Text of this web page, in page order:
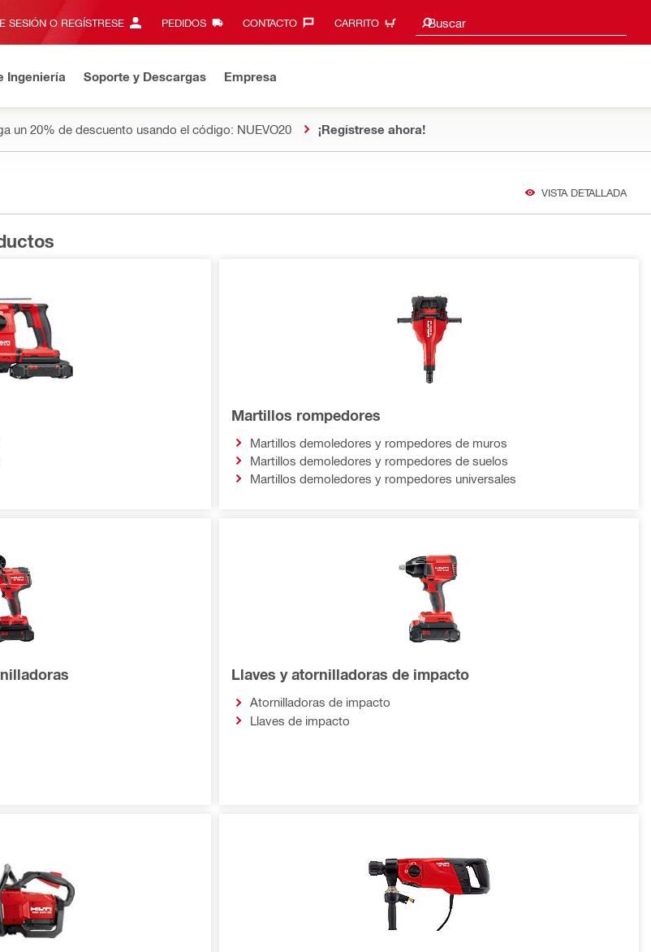
SESIÓN O REGÍSTRESE PEDIDOS CONTACTO‎ CARRITO Buscar
Sugerencias de búsqueda
Ingeniería Soporte y Descargas Empresa
un 20% de descuento usando el código: NUEVO20 ¡Regístrese ahora!
VISTA DETALLADA
Martillos rompedores
Martillos demoledores y rompedores de muros
Martillos demoledores y rompedores de suelos
Martillos demoledores y rompedores universales
Llaves y atornilladoras de impacto
Atornilladoras de impacto
Llaves de impacto